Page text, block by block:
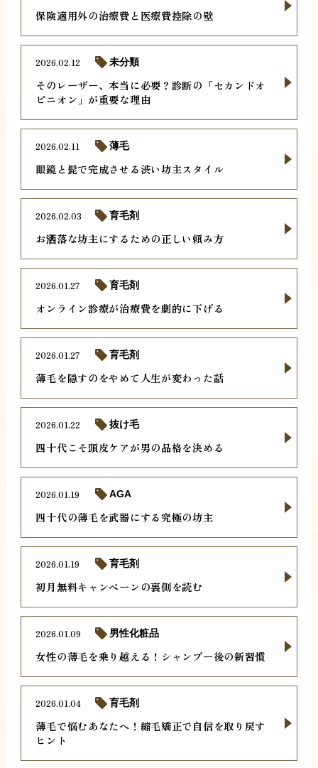
保険適用外の治療費と医療費控除の壁
そのレーザー、本当に必要？診断の「セカンドオ
ピニオン」が重要な理由
2026.02.12 未分類
眼鏡と髭で完成させる渋い坊主スタイル
2026.02.11 薄毛
お洒落な坊主にするための正しい頼み方
2026.02.03 育毛剤
オンライン診療が治療費を劇的に下げる
2026.01.27 育毛剤
薄毛を隠すのをやめて人生が変わった話
2026.01.27 育毛剤
四十代こそ頭皮ケアが男の品格を決める
2026.01.22 抜け毛
四十代の薄毛を武器にする究極の坊主
2026.01.19 AGA
初月無料キャンペーンの裏側を読む
2026.01.19 育毛剤
女性の薄毛を乗り越える！シャンプー後の新習慣
2026.01.09 男性化粧品
薄毛で悩むあなたへ！縮毛矯正で自信を取り戻す
ヒント
2026.01.04 育毛剤